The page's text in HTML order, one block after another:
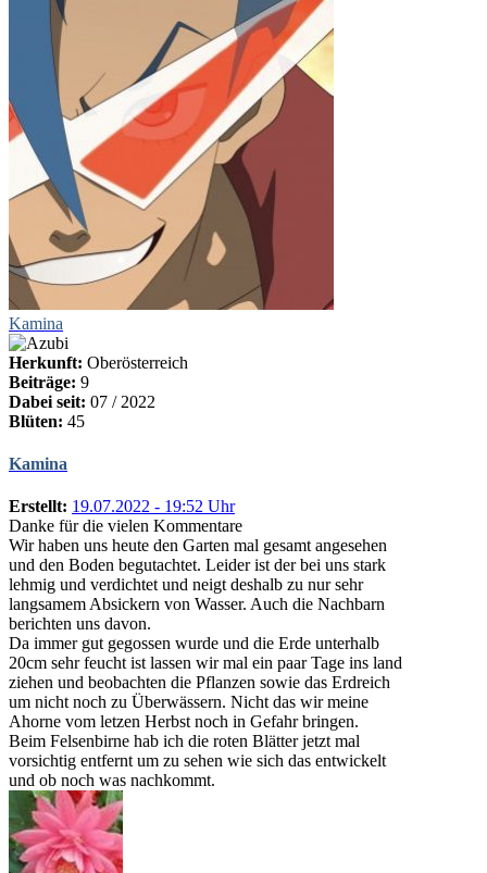
Kamina
Herkunft: Oberösterreich
Beiträge: 9
Dabei seit: 07 / 2022
Blüten: 45
Kamina
Erstellt: 19.07.2022 - 19:52 Uhr
Danke für die vielen Kommentare
Wir haben uns heute den Garten mal gesamt angesehen
und den Boden begutachtet. Leider ist der bei uns stark
lehmig und verdichtet und neigt deshalb zu nur sehr
langsamem Absickern von Wasser. Auch die Nachbarn
berichten uns davon.
Da immer gut gegossen wurde und die Erde unterhalb
20cm sehr feucht ist lassen wir mal ein paar Tage ins land
ziehen und beobachten die Pflanzen sowie das Erdreich
um nicht noch zu Überwässern. Nicht das wir meine
Ahorne vom letzen Herbst noch in Gefahr bringen.
Beim Felsenbirne hab ich die roten Blätter jetzt mal
vorsichtig entfernt um zu sehen wie sich das entwickelt
und ob noch was nachkommt.